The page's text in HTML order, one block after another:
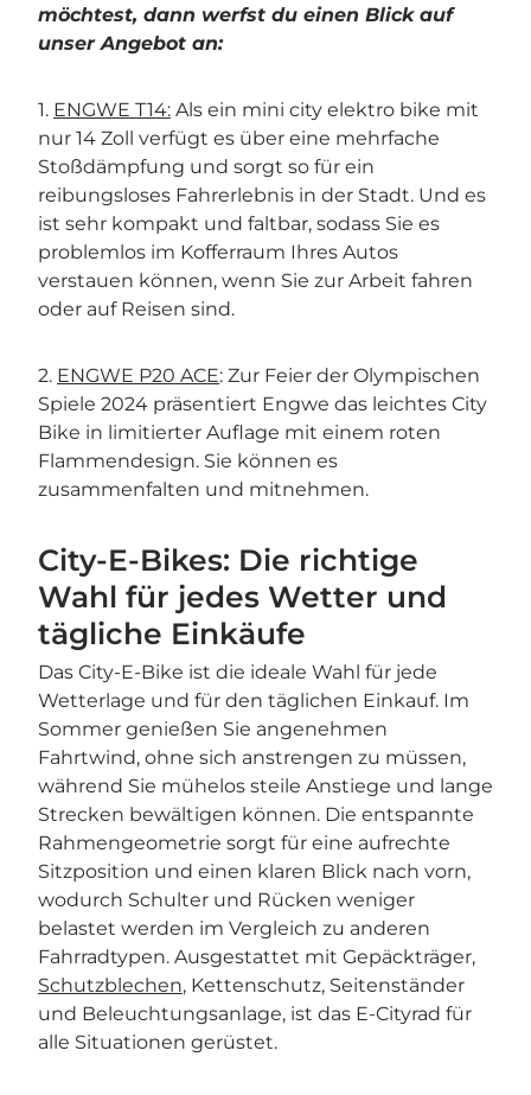
möchtest, dann werfst du einen Blick auf
unser Angebot an:
1. ENGWE T14: Als ein mini city elektro bike mit
nur 14 Zoll verfügt es über eine mehrfache
Stoßdämpfung und sorgt so für ein
reibungsloses Fahrerlebnis in der Stadt. Und es
ist sehr kompakt und faltbar, sodass Sie es
problemlos im Kofferraum Ihres Autos
verstauen können, wenn Sie zur Arbeit fahren
oder auf Reisen sind.
2. ENGWE P20 ACE: Zur Feier der Olympischen
Spiele 2024 präsentiert Engwe das leichtes City
Bike in limitierter Auflage mit einem roten
Flammendesign. Sie können es
zusammenfalten und mitnehmen.
City-E-Bikes: Die richtige
Wahl für jedes Wetter und
tägliche Einkäufe
Das City-E-Bike ist die ideale Wahl für jede
Wetterlage und für den täglichen Einkauf. Im
Sommer genießen Sie angenehmen
Fahrtwind, ohne sich anstrengen zu müssen,
während Sie mühelos steile Anstiege und lange
Strecken bewältigen können. Die entspannte
Rahmengeometrie sorgt für eine aufrechte
Sitzposition und einen klaren Blick nach vorn,
wodurch Schulter und Rücken weniger
belastet werden im Vergleich zu anderen
Fahrradtypen. Ausgestattet mit Gepäckträger,
Schutzblechen, Kettenschutz, Seitenständer
und Beleuchtungsanlage, ist das E-Cityrad für
alle Situationen gerüstet.